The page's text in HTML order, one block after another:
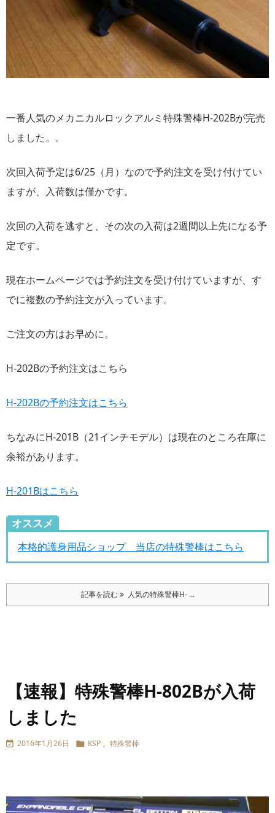
一番人気のメカニカルロックアルミ特殊警棒H-202Bが完売
しました。。
次回入荷予定は6/25（月）なので予約注文を受け付けてい
ますが、入荷数は僅かです。
次回の入荷を逃すと、その次の入荷は2週間以上先になる予
定です。
現在ホームページでは予約注文を受け付けていますが、す
でに複数の予約注文が入っています。
ご注文の方はお早めに。
H-202Bの予約注文はこちら
H-202Bの予約注文はこちら
ちなみにH-201B（21インチモデル）は現在のところ在庫に
余裕があります。
H-201Bはこちら
オススメ
本格的護身用品ショップ 当店の特殊警棒はこちら
記事を読む 人気の特殊警棒H- ...
【速報】特殊警棒H-802Bが入荷
しました
 2016年1月26日  KSP , 特殊警棒